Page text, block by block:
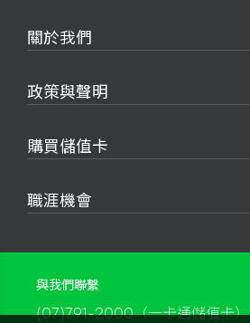
關於我們
政策與聲明
購買儲值卡
職涯機會
與我們聯繫
(07)791-2000（一卡通儲值卡）